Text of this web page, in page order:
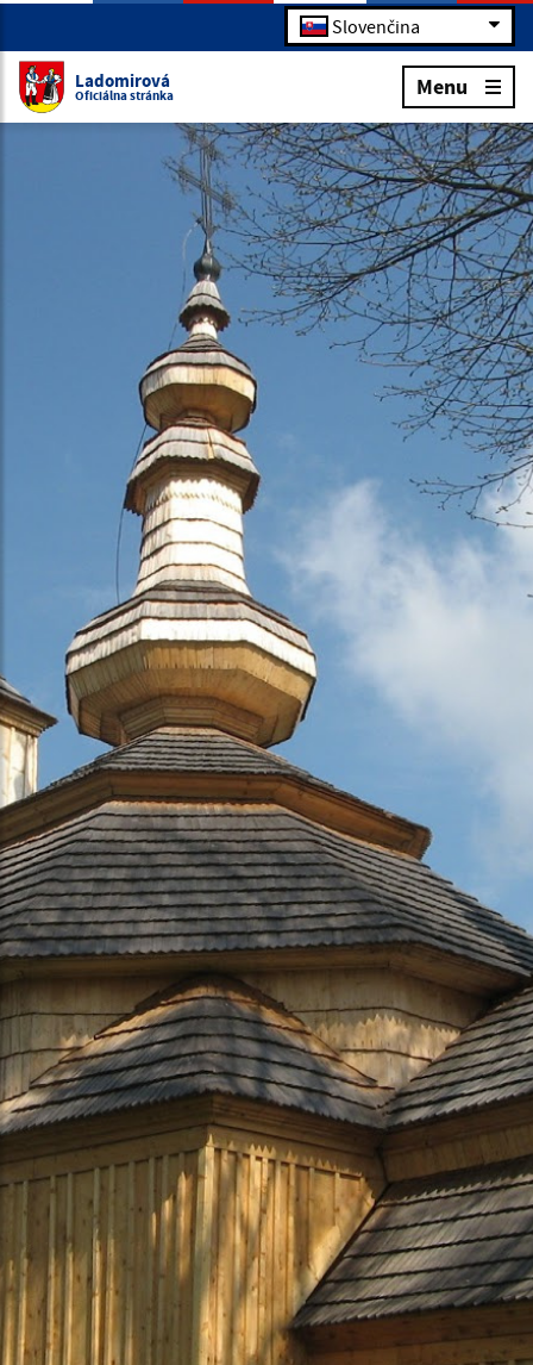
Slovenčina
Ladomirová
Oficiálna stránka Menu